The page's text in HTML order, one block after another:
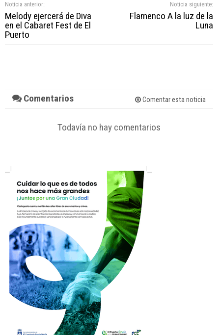
Noticia anterior:
Melody ejercerá de Diva
en el Cabaret Fest de El
Puerto
Noticia siguiente:
Flamenco A la luz de la
Luna
Comentarios Comentar esta noticia
Todavía no hay comentarios